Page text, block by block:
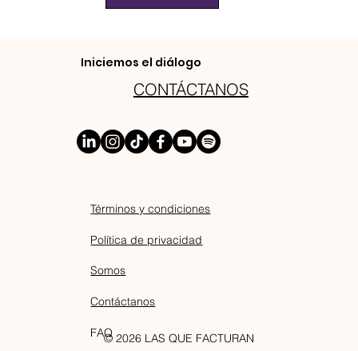
Iniciemos el diálogo
CONTÁCTANOS
© 2026 LAS QUE FACTURAN
Términos y condiciones
Política de privacidad
Somos
Contáctanos
FAQ